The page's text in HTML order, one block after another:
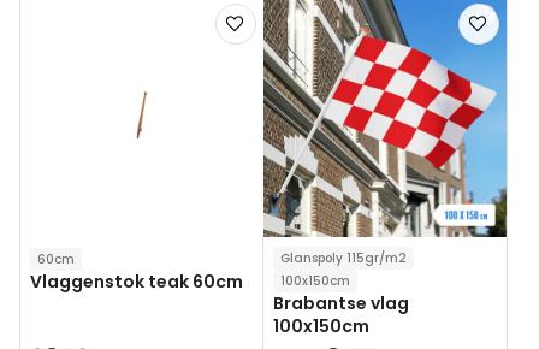
Voeg
toe
verlanglijst
60cm
Vlaggenstok teak 60cm
Voeg
toe
Glanspoly 115gr/m2
100x150cm
Brabantse vlag
100x150cm